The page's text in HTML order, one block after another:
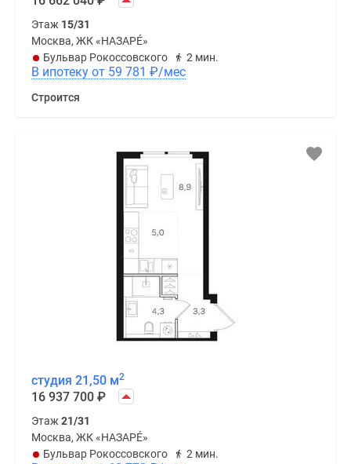
Этаж 15/31
Москва, ЖК «НАЗАРÉ»
Бульвар Рокоссовского
2 мин.
В ипотеку от 59 781 ₽/мес
Строится
студия 21,50 м2
16 937 700 ₽
Этаж21/31
Москва, ЖК «НАЗАРÉ»
Бульвар Рокоссовского
2 мин.